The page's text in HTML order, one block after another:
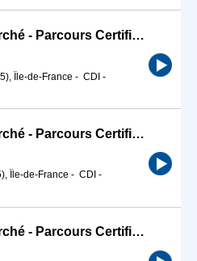
Directeur de Supermarché - Parcours Certifiant (H/F)
Île-de-France - CDI -
Directeur de Supermarché - Parcours Certifiant (H/F)
Île-de-France - CDI -
Directeur de Supermarché - Parcours Certifiant (H/F)